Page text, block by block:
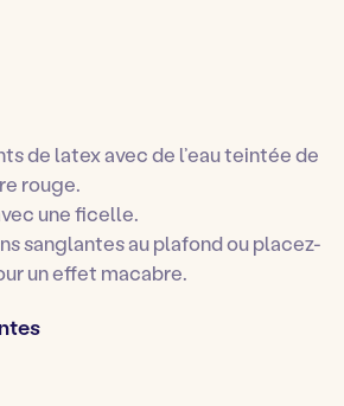
de latex avec de l’eau teintée de
rouge.
une ficelle.
sanglantes au plafond ou placez-
un effet macabre.